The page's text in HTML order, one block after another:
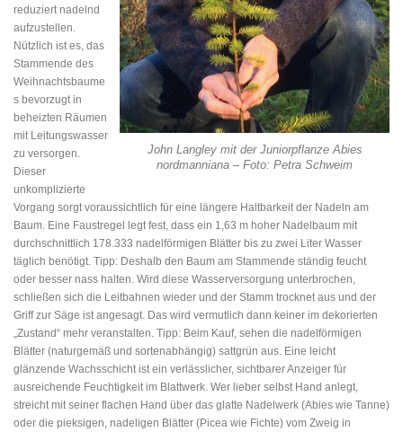
John Langley mit der Juniorpflanze Abies
nordmanniana – Foto: Petra Schweim
reduziert nadelnd
aufzustellen.
Nützlich ist es, das
Stammende des
Weihnachtsbaume
s bevorzugt in
beheizten Räumen
mit Leitungswasser
zu versorgen.
Dieser
unkomplizierte
Vorgang sorgt voraussichtlich für eine längere Haltbarkeit der Nadeln am
Baum. Eine Faustregel legt fest, dass ein 1,63 m hoher Nadelbaum mit
durchschnittlich 178.333 nadelförmigen Blätter bis zu zwei Liter Wasser
täglich benötigt. Tipp: Deshalb den Baum am Stammende ständig feucht
oder besser nass halten. Wird diese Wasserversorgung unterbrochen,
schließen sich die Leitbahnen wieder und der Stamm trocknet aus und der
Griff zur Säge ist angesagt. Das wird vermutlich dann keiner im dekorierten
„Zustand“ mehr veranstalten. Tipp: Beim Kauf, sehen die nadelförmigen
Blätter (naturgemäß und sortenabhängig) sattgrün aus. Eine leicht
glänzende Wachsschicht ist ein verlässlicher, sichtbarer Anzeiger für
ausreichende Feuchtigkeit im Blattwerk. Wer lieber selbst Hand anlegt,
streicht mit seiner flachen Hand über das glatte Nadelwerk (Abies wie Tanne)
oder die pieksigen, nadeligen Blätter (Picea wie Fichte) vom Zweig in